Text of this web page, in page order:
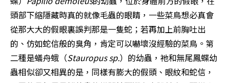
頭部下縮隱藏時真的就像毛蟲的眼睛，一些菜鳥想必真會
從那大大的假眼裏誤判那是一隻蛇；若再加上前胸吐出
的、仿如蛇信般的臭角，肯定可以嚇壞沒經驗的菜鳥。第
二種是蟻舟蛾（Stauropus sp.）的幼蟲，祂和無尾鳳蝶幼
蟲相似卻又相異的是，同樣有膨大的假頭、眼紋和蛇信，